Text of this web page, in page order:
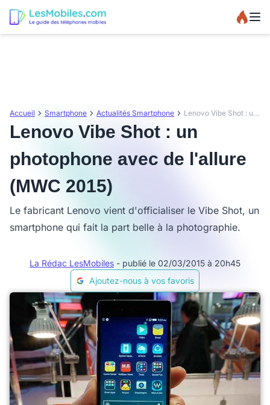
Accueil Smartphone Actualités Smartphone Lenovo Vibe Shot : un photophone avec de l'allure (MWC 2015)
Lenovo Vibe Shot : un
photophone avec de l'allure
(MWC 2015)
Le fabricant Lenovo vient d'officialiser le Vibe Shot, un
smartphone qui fait la part belle à la photographie.
La Rédac LesMobiles - publié le 02/03/2015 à 20h45
Ajoutez-nous à vos favoris